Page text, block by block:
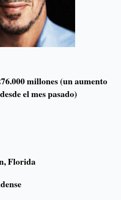
millones (un aumento
el mes pasado)
Florida